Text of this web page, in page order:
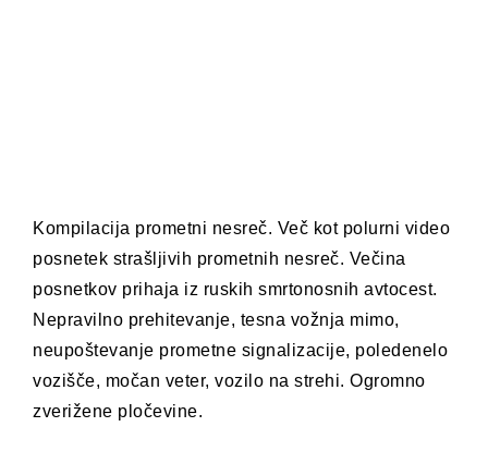
Kompilacija prometni nesreč. Več kot polurni video
posnetek strašljivih prometnih nesreč. Večina
posnetkov prihaja iz ruskih smrtonosnih avtocest.
Nepravilno prehitevanje, tesna vožnja mimo,
neupoštevanje prometne signalizacije, poledenelo
vozišče, močan veter, vozilo na strehi. Ogromno
zverižene pločevine.